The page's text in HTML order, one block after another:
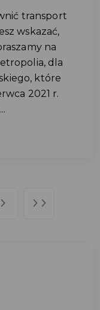
transport
wskazać,
na
dla
które
2021 r.